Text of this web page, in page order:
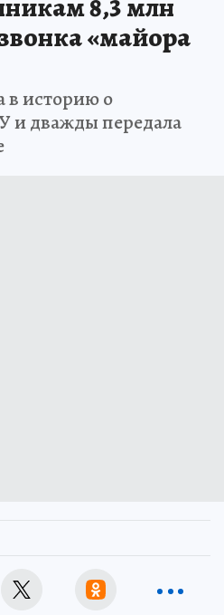
8,3 млн
«майора
историю о
и дважды передала